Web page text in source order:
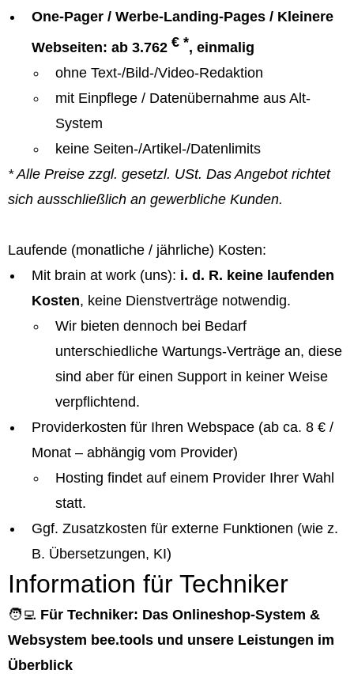
One-Pager / Werbe-Landing-Pages / Kleinere
Webseiten: ab 3.762 € *, einmalig
ohne Text-/Bild-/Video-Redaktion
mit Einpflege / Datenübernahme aus Alt-
System
keine Seiten-/Artikel-/Datenlimits
* Alle Preise zzgl. gesetzl. USt. Das Angebot richtet
sich ausschließlich an gewerbliche Kunden.
Laufende (monatliche / jährliche) Kosten:
Mit brain at work (uns): i. d. R. keine laufenden
Kosten, keine Dienstverträge notwendig.
Wir bieten dennoch bei Bedarf
unterschiedliche Wartungs-Verträge an, diese
sind aber für einen Support in keiner Weise
verpflichtend.
Providerkosten für Ihren Webspace (ab ca. 8 € /
Monat – abhängig vom Provider)
Hosting findet auf einem Provider Ihrer Wahl
statt.
Ggf. Zusatzkosten für externe Funktionen (wie z.
B. Übersetzungen, KI)
Information für Techniker
🧑‍💻 Für Techniker: Das Onlineshop-System &
Websystem bee.tools und unsere Leistungen im
Überblick